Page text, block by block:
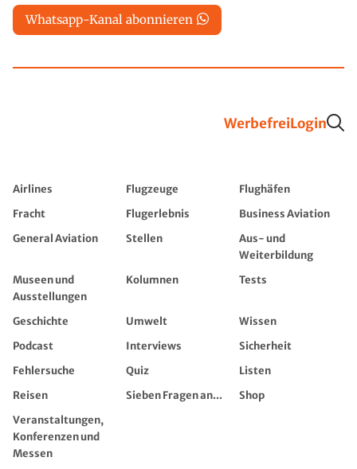
Whatsapp-Kanal abonnieren
WerbefreiLogin
Airlines Flugzeuge
Flughäfen
Fracht
Flugerlebnis
Business Aviation
General Aviation
Stellen
Aus- und
Weiterbildung
Museen und
Ausstellungen
Kolumnen Tests
Geschichte Umwelt
Wissen
Podcast
Interviews
Sicherheit
Fehlersuche
Quiz
Listen
Reisen
Sieben Fragen an...
Shop
Veranstaltungen,
Konferenzen und
Messen